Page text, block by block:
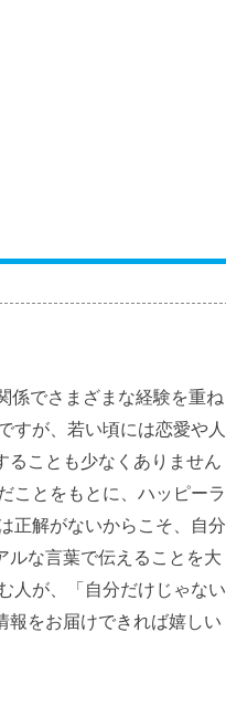
係でさまざまな経験を重ね
すが、若い頃には恋愛や人
ることも少なくありません
ことをもとに、ハッピーラ
正解がないからこそ、自分
ルな言葉で伝えることを大
人が、「自分だけじゃない
報をお届けできれば嬉しい